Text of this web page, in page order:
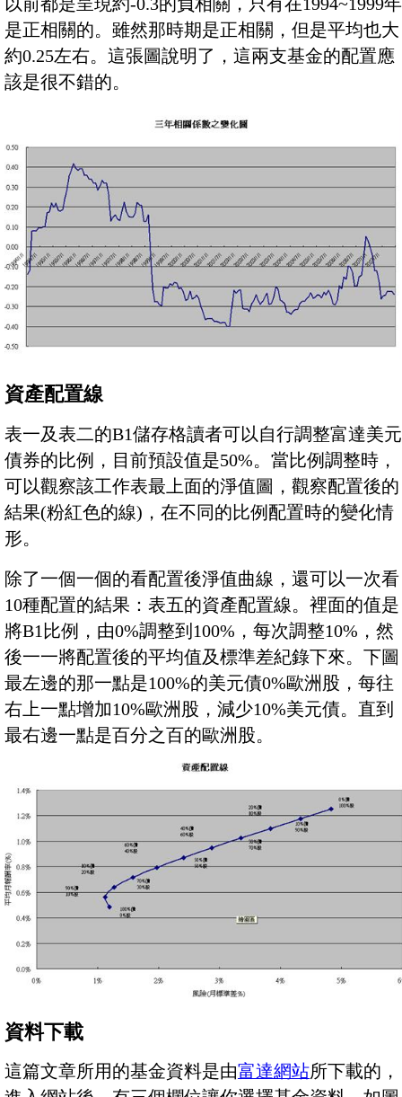
是正相關的。雖然那時期是正相關，但是平均也大
約0.25左右。這張圖說明了，這兩支基金的配置應
該是很不錯的。
資產配置線
表一及表二的B1儲存格讀者可以自行調整富達美元
債券的比例，目前預設值是50%。當比例調整時，
可以觀察該工作表最上面的淨值圖，觀察配置後的
結果(粉紅色的線)，在不同的比例配置時的變化情
形。
除了一個一個的看配置後淨值曲線，還可以一次看
10種配置的結果：表五的資產配置線。裡面的值是
將B1比例，由0%調整到100%，每次調整10%，然
後一一將配置後的平均值及標準差紀錄下來。下圖
最左邊的那一點是100%的美元債0%歐洲股，每往
右上一點增加10%歐洲股，減少10%美元債。直到
最右邊一點是百分之百的歐洲股。
資料下載
這篇文章所用的基金資料是由富達網站所下載的，